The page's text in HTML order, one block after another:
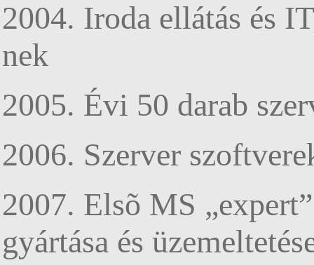
2004. Iroda ellátás és
nek
2005. Évi 50 darab
2006. Szerver
2007. Elsõ MS
gyártása és